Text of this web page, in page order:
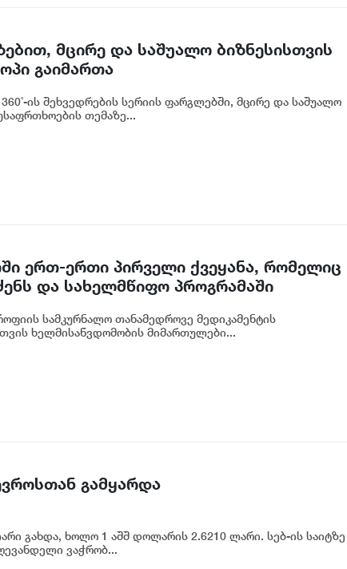
მცირე და საშუალო ბიზნესისთვის
გაიმართა
ის შეხვედრების სერიის ფარგლებში, მცირე და საშუალო
თემაზე...
ერთ-ერთი პირველი ქვეყანა, რომელიც
და სახელმწიფო პროგრამაში
სამკურნალო თანამედროვე მედიკამენტის
ხელმისაწვდომობის მიმართულები...
გამყარდა
გახდა, ხოლო 1 აშშ დოლარის 2.6210 ლარი. სებ-ის საიტზე
ვაჭრობ...